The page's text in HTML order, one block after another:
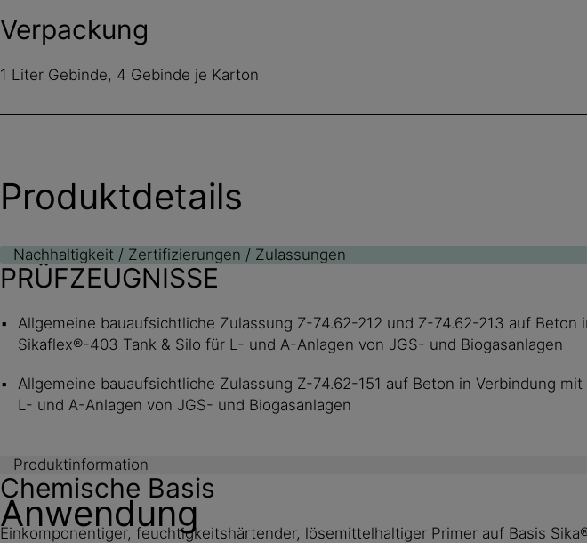
Verpackung
1 Liter Gebinde, 4 Gebinde je Karton
Produktdetails
Nachhaltigkeit / Zertifizierungen / Zulassungen
PRÜFZEUGNISSE
Allgemeine bauaufsichtliche Zulassung Z-74.62-212 und Z-74.62-213 auf Beton
Sikaflex®-403 Tank & Silo für L- und A-Anlagen von JGS- und Biogasanlagen
Allgemeine bauaufsichtliche Zulassung Z-74.62-151 auf Beton in Verbindung
L- und A-Anlagen von JGS- und Biogasanlagen
Produktinformation
Chemische Basis
Einkomponentiger, feuchtigkeitshärtender, lösemittelhaltiger Primer auf Basis
Anwendung